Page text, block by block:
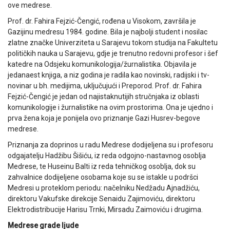
ove medrese.
Prof. dr. Fahira Fejzić-Čengić, rođena u Visokom, završila je
Gazijinu medresu 1984. godine. Bila je najbolji student i nosilac
zlatne značke Univerziteta u Sarajevu tokom studija na Fakultetu
političkih nauka u Sarajevu, gdje je trenutno redovni profesor i šef
katedre na Odsjeku komunikologija/žurnalistika. Objavila je
jedanaest knjiga, a niz godina je radila kao novinski, radijski i tv-
novinar u bh. medijima, uključujući i Preporod. Prof. dr. Fahira
Fejzić-Čengić je jedan od najistaknutijih stručnjaka iz oblasti
komunikologije i žurnalistike na ovim prostorima. Ona je ujedno i
prva žena koja je ponijela ovo priznanje Gazi Husrev-begove
medrese.
Priznanja za doprinos u radu Medrese dodijeljena su i profesoru
odgajatelju Hadžibu Šišiću, iz reda odgojno-nastavnog osoblja
Medrese, te Huseinu Balti iz reda tehničkog osoblja, dok su
zahvalnice dodijeljene osobama koje su se istakle u podršci
Medresi u proteklom periodu: načelniku Nedžadu Ajnadžiću,
direktoru Vakufske direkcije Senaidu Zajimoviću, direktoru
Elektrodistribucije Harisu Trnki, Mirsadu Zaimoviću i drugima.
Medrese grade ljude